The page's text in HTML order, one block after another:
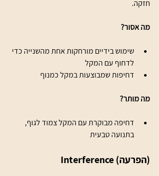
חזקה.
מה אסור?
שימוש בידיים מורחקות אחת מהשנייה כדי
לדחוף עם המקל
דחיפות שמבוצעות במקל כמנוף
מה מותר?
דחיפה מבוקרת עם המקל צמוד לגוף,
בתנועה טבעית
Interference (הפרעה)